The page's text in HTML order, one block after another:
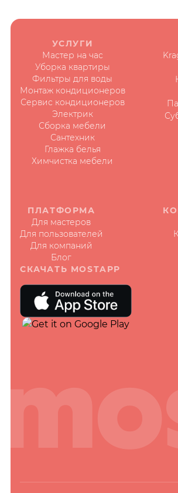
УСЛУГИ
Мастер на час
Уборка квартиры
Фильтры для воды
Монтаж кондиционеров
Сервис кондиционеров
Электрик
Сборка мебели
Сантехник
Глажка белья
Химчистка мебели
ПЛАТФОРМА
Для мастеров
Для пользователей
Для компаний
Блог
СКАЧАТЬ MOSTAPP